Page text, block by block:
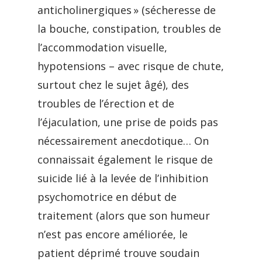
anticholinergiques » (sécheresse de
la bouche, constipation, troubles de
l’accommodation visuelle,
hypotensions – avec risque de chute,
surtout chez le sujet âgé), des
troubles de l’érection et de
l’éjaculation, une prise de poids pas
nécessairement anecdotique… On
connaissait également le risque de
suicide lié à la levée de l’inhibition
psychomotrice en début de
traitement (alors que son humeur
n’est pas encore améliorée, le
patient déprimé trouve soudain